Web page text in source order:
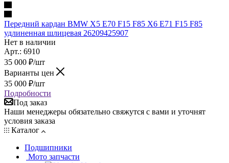
Передний кардан BMW X5 E70 F15 F85 X6 E71 F15 F85
удлиненная шлицевая 26209425907
Нет в наличии
Арт.: 6910
35 000 ₽/шт
Варианты цен
35 000 ₽/шт
Подробности
Под заказ
Наши менеджеры обязательно свяжутся с вами и уточнят
условия заказа
Каталог
Подшипники
Мото запчасти